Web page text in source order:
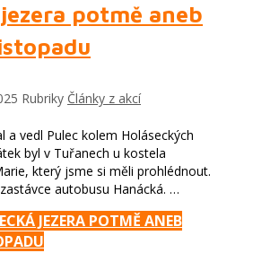
potmě aneb
Rubriky Články z akcí
a vedl Pulec kolem Holáseckých
byl v Tuřanech u kostela
který jsme si měli prohlédnout.
autobusu Hanácká. …
JEZERA POTMĚ ANEB